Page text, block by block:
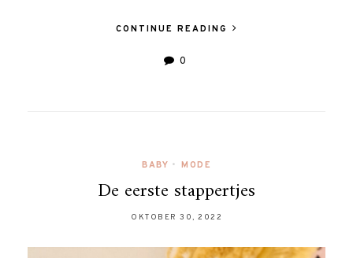
CONTINUE READING
0
BABY • MODE
De eerste stappertjes
OKTOBER 30, 2022